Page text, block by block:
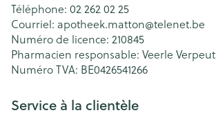
Téléphone: 02 262 02 25
Courriel: apotheek.matton@telenet.be
Numéro de licence: 210845
Pharmacien responsable: Veerle Verpeut
Numéro TVA: BE0426541266
Service à la clientèle